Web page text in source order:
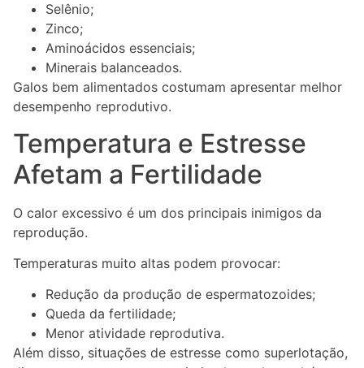
Selênio;
Zinco;
Aminoácidos essenciais;
Minerais balanceados.
Galos bem alimentados costumam apresentar melhor
desempenho reprodutivo.
Temperatura e Estresse
Afetam a Fertilidade
O calor excessivo é um dos principais inimigos da
reprodução.
Temperaturas muito altas podem provocar:
Redução da produção de espermatozoides;
Queda da fertilidade;
Menor atividade reprodutiva.
Além disso, situações de estresse como superlotação,